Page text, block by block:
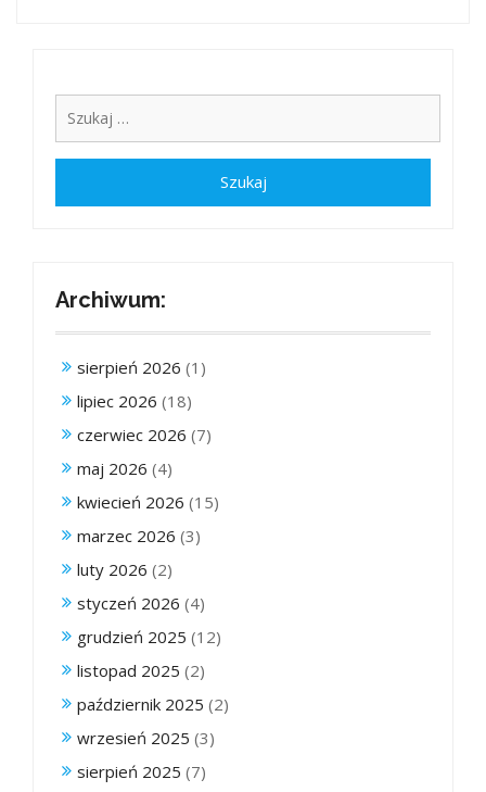
Archiwum:
sierpień 2026 (1)
lipiec 2026 (18)
czerwiec 2026 (7)
maj 2026 (4)
kwiecień 2026 (15)
marzec 2026 (3)
luty 2026 (2)
styczeń 2026 (4)
grudzień 2025 (12)
listopad 2025 (2)
październik 2025 (2)
wrzesień 2025 (3)
sierpień 2025 (7)